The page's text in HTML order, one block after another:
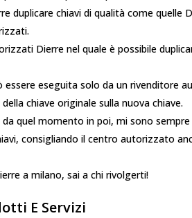
duplicare chiavi di qualità come quelle
Dierre nel quale è possibile
essere eseguita solo da un rivenditore
chiave originale sulla nuova chiave.
da quel momento in poi, mi sono
consigliando il centro autorizzato
a milano, sai a chi rivolgerti!
E Servizi